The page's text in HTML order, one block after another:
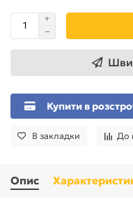
Купити в
В закладки До
Опис